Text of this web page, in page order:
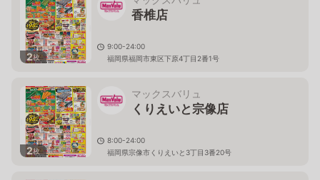
2枚
香椎店
9:00-24:00
福岡県福岡市東区下原4丁目2番1号
2枚
マックスバリュ
くりえいと宗像店
8:00-24:00
福岡県宗像市くりえいと3丁目3番20号